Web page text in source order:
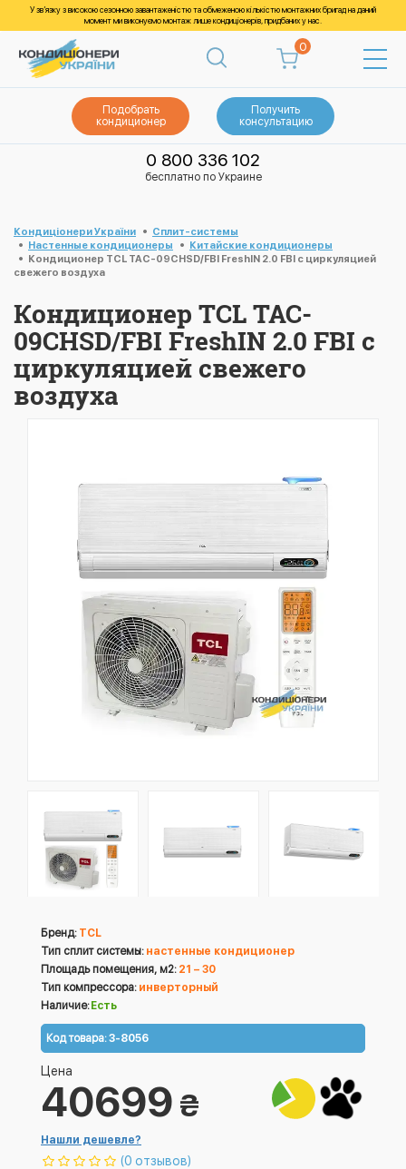
У зв’язку з високою сезонною завантаженістю та обмеженою кількістю монтажних бригад на даний
момент ми виконуємо монтаж лише кондиціонерів, придбаних у нас.
0
Подобрать
кондиционер
Получить
консультацию
0 800 336 102
бесплатно по Украине
Кондиціонери України
Cплит-системы
Настенные кондиционеры
Китайские кондиционеры
Кондиционер TCL TAC-09CHSD/FBI FreshIN 2.0 FBI с циркуляцией
свежего воздуха
Кондиционер TCL TAC-
09CHSD/FBI FreshIN 2.0 FBI с
циркуляцией свежего
воздуха
Бренд: TCL
Тип сплит системы: настенные кондиционер
Площадь помещения, м2: 21 – 30
Тип компрессора: инверторный
Наличие: Есть
Код товара:3-8056
Цена
40699 ₴
Нашли дешевле?
(0 отзывов)